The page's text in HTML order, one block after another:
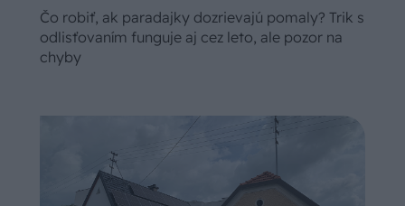
Čo robiť, ak paradajky dozrievajú pomaly? Trik s
odlisťovaním funguje aj cez leto, ale pozor na
chyby